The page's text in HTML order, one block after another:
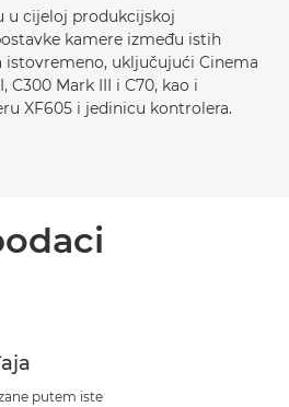
u cijeloj produkcijskoj
kamere između istih
istovremeno, uključujući Cinema
C300 Mark III i C70, kao i
XF605 i jedinicu kontrolera.
putem iste